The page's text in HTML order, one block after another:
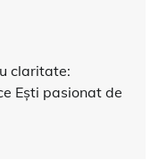
claritate:
Ești pasionat de